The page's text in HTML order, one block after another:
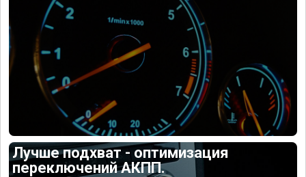
Лучше подхват - оптимизация
переключений АКПП.